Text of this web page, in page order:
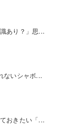
あり？」思...
ないシャボ...
おきたい「...